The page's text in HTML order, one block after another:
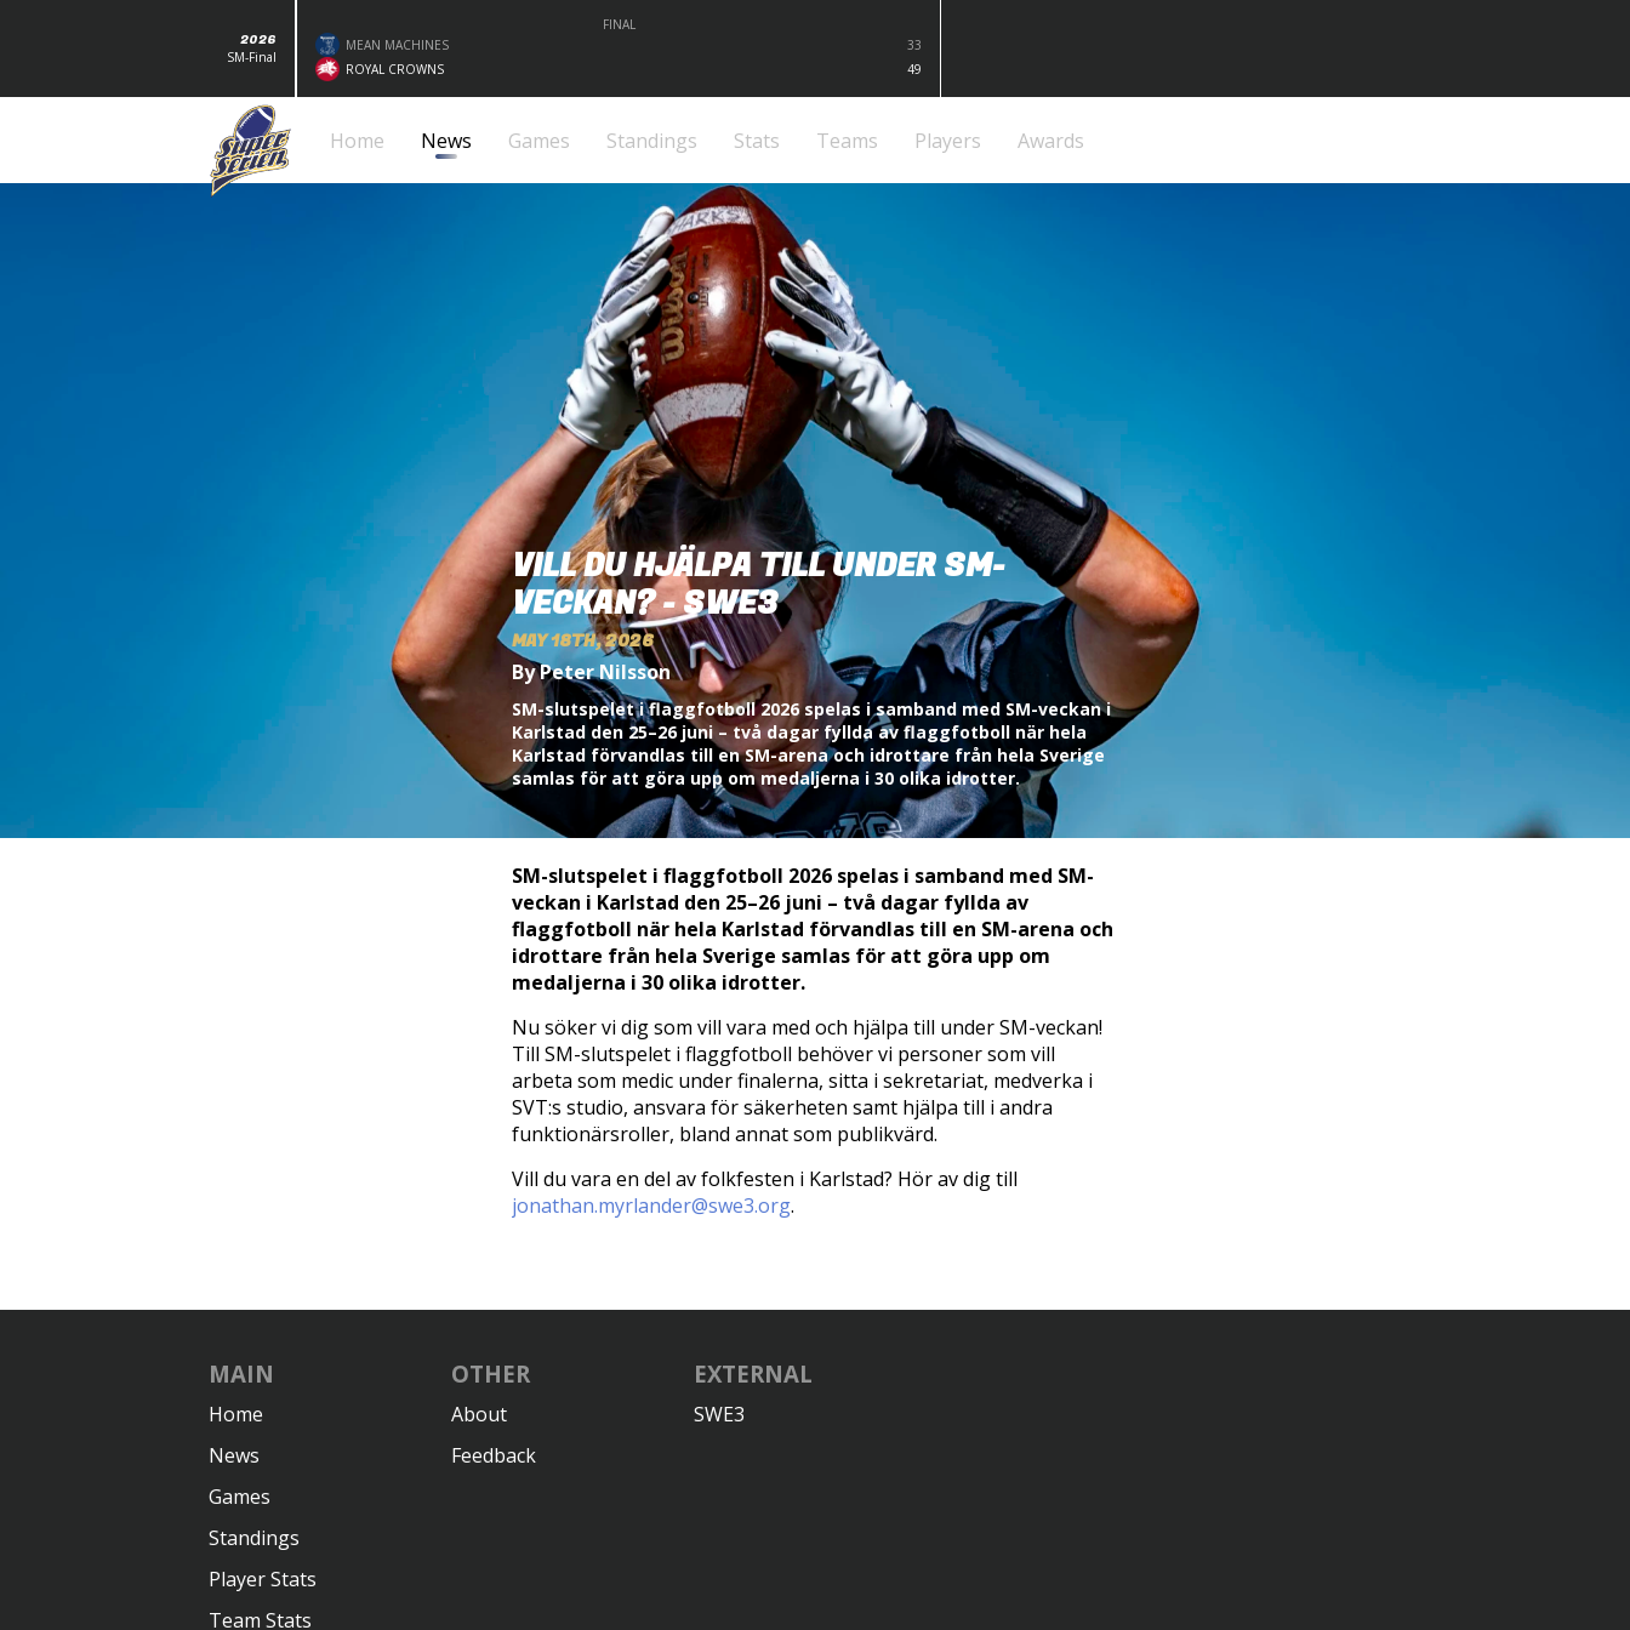
2026
SM-Final
FINAL
MEAN MACHINES
33
ROYAL CROWNS
49
Home News Games Standings Stats Teams Players Awards
VILL DU HJÄLPA TILL UNDER SM-
VECKAN? - SWE3
MAY 18TH, 2026
By Peter Nilsson
SM-slutspelet i flaggfotboll 2026 spelas i samband med SM-veckan i
Karlstad den 25–26 juni – två dagar fyllda av flaggfotboll när hela
Karlstad förvandlas till en SM-arena och idrottare från hela Sverige
samlas för att göra upp om medaljerna i 30 olika idrotter.
SM-slutspelet i flaggfotboll 2026 spelas i samband med SM-
veckan i Karlstad den 25–26 juni – två dagar fyllda av
flaggfotboll när hela Karlstad förvandlas till en SM-arena och
idrottare från hela Sverige samlas för att göra upp om
medaljerna i 30 olika idrotter.
Nu söker vi dig som vill vara med och hjälpa till under SM-veckan!
Till SM-slutspelet i flaggfotboll behöver vi personer som vill
arbeta som medic under finalerna, sitta i sekretariat, medverka i
SVT:s studio, ansvara för säkerheten samt hjälpa till i andra
funktionärsroller, bland annat som publikvärd.
Vill du vara en del av folkfesten i Karlstad? Hör av dig till
jonathan.myrlander@swe3.org.
MAIN
Home
News
Games
Standings
Player Stats
Team Stats
OTHER
About
Feedback
EXTERNAL
SWE3